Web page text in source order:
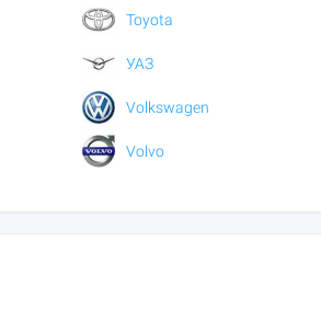
Toyota
УАЗ
Volkswagen
Volvo